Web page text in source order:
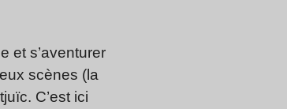
et s’aventurer
scènes (la
C’est ici